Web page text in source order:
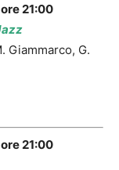
ore 21:00
Giammarco, G.
21:00